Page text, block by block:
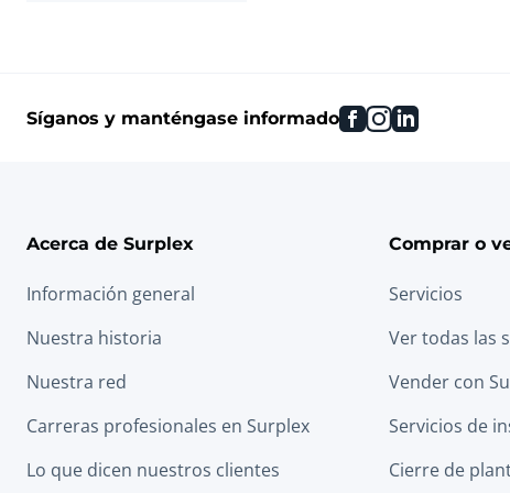
Síganos y manténgase informado facebook
instagram
linkedin
Acerca de Surplex
Información general
Nuestra historia
Nuestra red
Carreras profesionales en Surplex
Lo que dicen nuestros clientes
Comprar o
Servicios
Ver todas las
Vender con
Servicios de
Cierre de